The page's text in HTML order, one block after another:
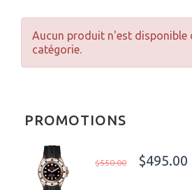
Aucun produit n'est disponible
catégorie.
PROMOTIONS
$550.00 $495.00